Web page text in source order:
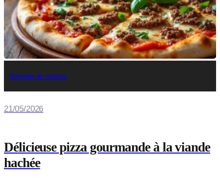
Recette de cuisine
21/05/2026
Délicieuse pizza gourmande à la viande
hachée